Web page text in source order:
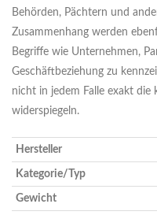
Behörden, Pächtern und
Zusammenhang werden
Begriffe wie Unternehmen,
Geschäftbeziehung zu
nicht in jedem Falle exakt die
widerspiegeln.
Hersteller
Kategorie/Typ
Gewicht